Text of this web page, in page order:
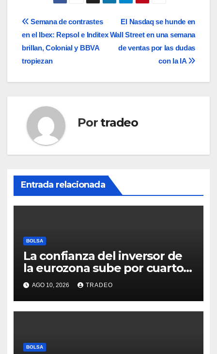
Navegación
de
entradas
El Nasdaq se hunde en
Wall Street en una semana
de ventas por las dudas
con la IA
Semana de contrastes
en el Ibex: Repsol e Inditex
brillan, Colonial y BBVA
tropiezan
Por tradeo
Entrada relacionada
BOLSA
La confianza del inversor de
la eurozona sube por cuarto
mes y se vuelve positiva en
agosto
AGO 10, 2026 TRADEO
BOLSA